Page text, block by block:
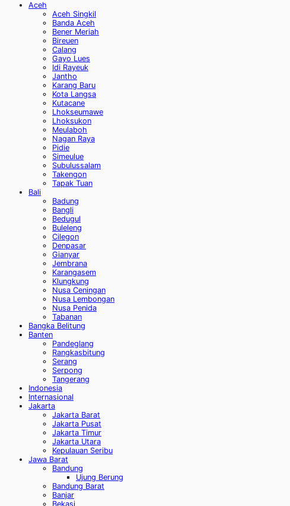
Aceh
Aceh Singkil
Banda Aceh
Bener Meriah
Bireuen
Calang
Gayo Lues
Idi Rayeuk
Jantho
Karang Baru
Kota Langsa
Kutacane
Lhokseumawe
Lhoksukon
Meulaboh
Nagan Raya
Pidie
Simeulue
Subulussalam
Takengon
Tapak Tuan
Bali
Badung
Bangli
Bedugul
Buleleng
Cilegon
Denpasar
Gianyar
Jembrana
Karangasem
Klungkung
Nusa Ceningan
Nusa Lembongan
Nusa Penida
Tabanan
Bangka Belitung
Banten
Pandeglang
Rangkasbitung
Serang
Serpong
Tangerang
Indonesia
Internasional
Jakarta
Jakarta Barat
Jakarta Pusat
Jakarta Timur
Jakarta Utara
Kepulauan Seribu
Jawa Barat
Bandung
Ujung Berung
Bandung Barat
Banjar
Bekasi